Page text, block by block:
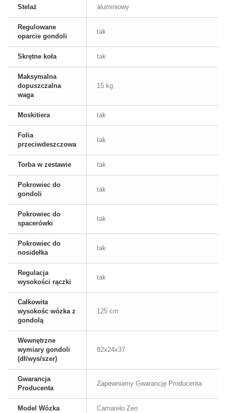
Stelaż aluminiowy
Regulowane
oparcie gondoli
tak
Skrętne koła tak
Maksymalna
dopuszczalna
waga
15 kg
Moskitiera tak
Folia
przeciwdeszczowa
tak
Torba w zestawie tak
Pokrowiec do
gondoli
tak
Pokrowiec do
spacerówki
tak
Pokrowiec do
nosidełka
tak
Regulacja
wysokości rączki
tak
Całkowita
wysokośc wózka z
gondolą
125 cm
Wewnętrzne
wymiary gondoli
(dł/wys/szer)
82x24x37
Gwarancja
Producenta
Zapewniamy Gwarancję Producenta
Model Wózka Camarelo Zeo